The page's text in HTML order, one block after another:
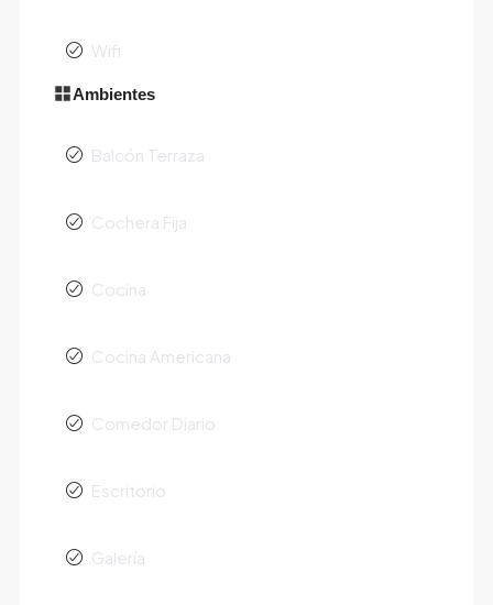
Wifi
Ambientes
Balcón Terraza
Cochera Fija
Cocina
Cocina Americana
Comedor Diario
Escritorio
Galería